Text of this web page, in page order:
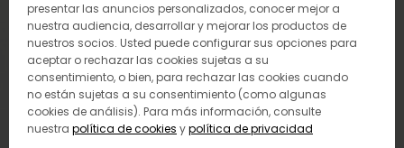
presentar las anuncios personalizados, conocer mejor a
nuestra audiencia, desarrollar y mejorar los productos de
nuestros socios. Usted puede configurar sus opciones para
aceptar o rechazar las cookies sujetas a su
consentimiento, o bien, para rechazar las cookies cuando
no están sujetas a su consentimiento (como algunas
cookies de análisis). Para más información, consulte
nuestra política de cookies ypolítica de privacidad